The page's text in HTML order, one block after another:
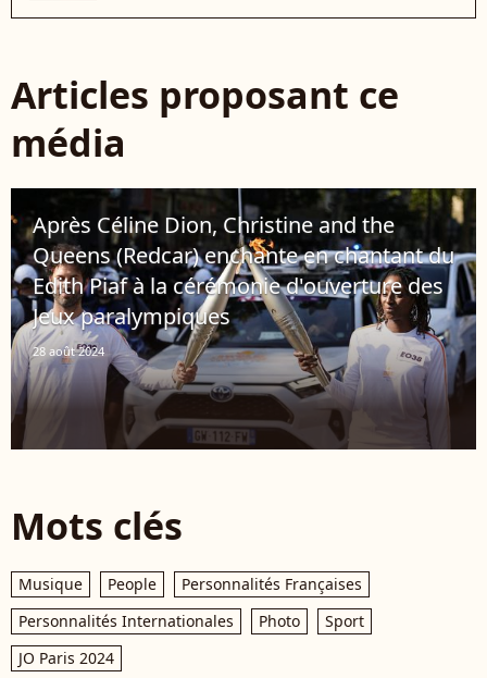
Articles proposant ce
média
Après Céline Dion, Christine and the
Queens (Redcar) enchante en chantant du
Edith Piaf à la cérémonie d'ouverture des
Jeux paralympiques
28 août 2024
Mots clés
Musique People
Personnalités Françaises
Personnalités Internationales
Photo
Sport
JO Paris 2024